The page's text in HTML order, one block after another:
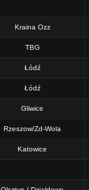
Kraina Ozz
TBG
Łódź
Łódź
Gliwice
Rzeszow/Zd-Wola
Katowice